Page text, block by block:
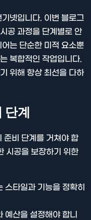
넷입니다. 이번 블로그
공 과정을 단계별로 안
는 단순한 미적 요소뿐
복합적인 작업입니다.
위해 항상 최선을 다하
단계
준비 단계를 거쳐야 합
시공을 보장하기 위한
스타일과 기능을 정확히
예산을 설정해야 합니